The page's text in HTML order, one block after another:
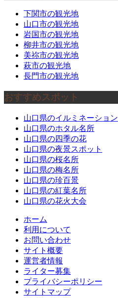
下関市の観光地
山口市の観光地
岩国市の観光地
柳井市の観光地
美祢市の観光地
萩市の観光地
長門市の観光地
おすすめスポット
山口県のイルミネーション
山口県のホタル名所
山口県の四季の花
山口県の夜景スポット
山口県の桜名所
山口県の梅名所
山口県の珍百景
山口県の紅葉名所
山口県の花火大会
ホーム
利用について
お問い合わせ
サイト概要
運営者情報
ライター募集
プライバシーポリシー
サイトマップ